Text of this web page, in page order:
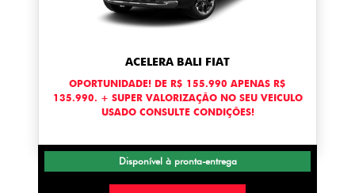
ACELERA BALI FIAT
OPORTUNIDADE! DE R$ 155.990 APENAS R$
135.990. + SUPER VALORIZAÇÃO NO SEU VEICULO
USADO CONSULTE CONDIÇÕES!
Disponível à pronta-entrega